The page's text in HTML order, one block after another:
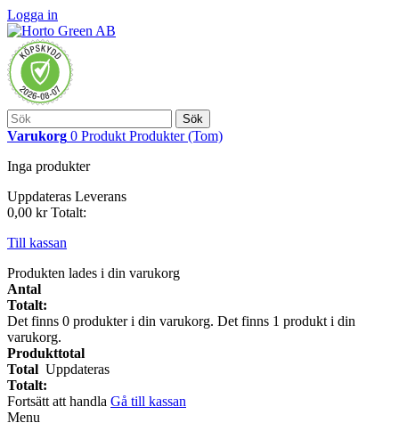
Logga in
Sök
Varukorg 0 Produkt Produkter (Tom)
Inga produkter
Uppdateras Leverans
0,00 kr Totalt:
Till kassan
Produkten lades i din varukorg
Antal
Totalt:
Det finns 0 produkter i din varukorg. Det finns 1 produkt i din
varukorg.
Produkttotal
Total Uppdateras
Totalt:
Fortsätt att handla Gå till kassan
Menu